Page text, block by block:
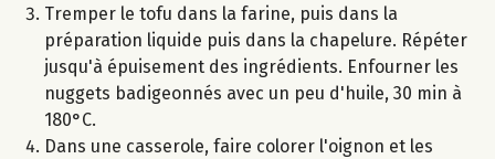
Tremper le tofu dans la farine, puis dans la
préparation liquide puis dans la chapelure. Répéter
jusqu'à épuisement des ingrédients. Enfourner les
nuggets badigeonnés avec un peu d'huile, 30 min à
180°C.
Dans une casserole, faire colorer l'oignon et les